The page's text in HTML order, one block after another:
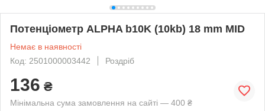
Потенціометр ALPHA b10K (10kb) 18 mm MID
Немає в наявності
Код: 2501000003442
Роздріб
136 ₴
Мінімальна сума замовлення на сайті — 400 ₴